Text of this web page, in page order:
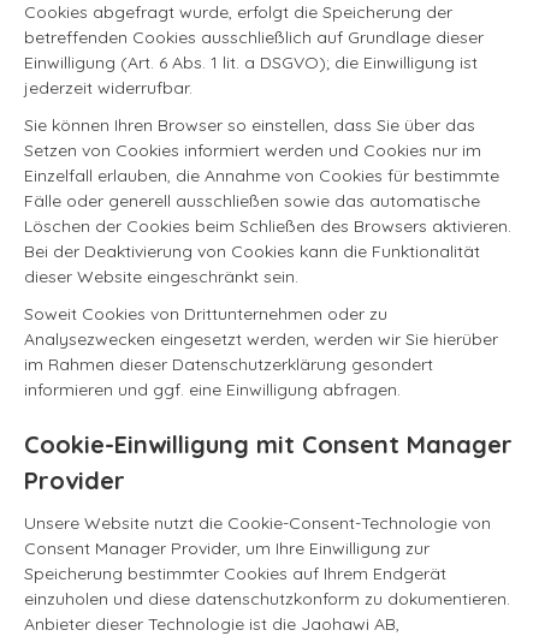
Cookies abgefragt wurde, erfolgt die Speicherung der
betreffenden Cookies ausschließlich auf Grundlage dieser
Einwilligung (Art. 6 Abs. 1 lit. a DSGVO); die Einwilligung ist
jederzeit widerrufbar.
Sie können Ihren Browser so einstellen, dass Sie über das
Setzen von Cookies informiert werden und Cookies nur im
Einzelfall erlauben, die Annahme von Cookies für bestimmte
Fälle oder generell ausschließen sowie das automatische
Löschen der Cookies beim Schließen des Browsers aktivieren.
Bei der Deaktivierung von Cookies kann die Funktionalität
dieser Website eingeschränkt sein.
Soweit Cookies von Drittunternehmen oder zu
Analysezwecken eingesetzt werden, werden wir Sie hierüber
im Rahmen dieser Datenschutzerklärung gesondert
informieren und ggf. eine Einwilligung abfragen.
Cookie-Einwilligung mit Consent Manager
Provider
Unsere Website nutzt die Cookie-Consent-Technologie von
Consent Manager Provider, um Ihre Einwilligung zur
Speicherung bestimmter Cookies auf Ihrem Endgerät
einzuholen und diese datenschutzkonform zu dokumentieren.
Anbieter dieser Technologie ist die Jaohawi AB,